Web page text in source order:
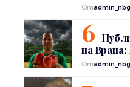
От
на Враца:
От